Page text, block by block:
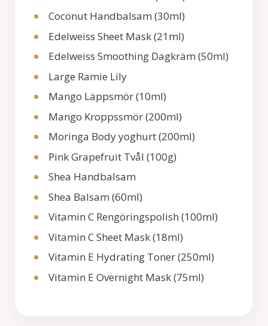
Coconut Handbalsam (30ml)
Edelweiss Sheet Mask (21ml)
Edelweiss Smoothing Dagkräm (50ml)
Large Ramie Lily
Mango Läppsmör (10ml)
Mango Kroppssmör (200ml)
Moringa Body yoghurt (200ml)
Pink Grapefruit Tvål (100g)
Shea Handbalsam
Shea Balsam (60ml)
Vitamin C Rengöringspolish (100ml)
Vitamin C Sheet Mask (18ml)
Vitamin E Hydrating Toner (250ml)
Vitamin E Overnight Mask (75ml)